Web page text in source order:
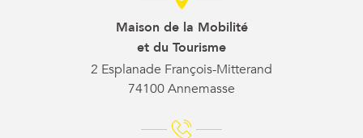
Maison de la Mobilité
et du Tourisme
2 Esplanade François-Mitterand
74100 Annemasse